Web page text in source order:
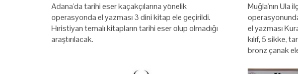
Adana'da tarihi eser kaçakçılarına yönelik
operasyonda el yazması 3 dini kitap ele geçirildi.
Hıristiyan temalı kitapların tarihi eser olup olmadığı
araştırılacak.
Muğla'nın Ula
el yazması
kılıf, 5 sikke,
bronz çanak